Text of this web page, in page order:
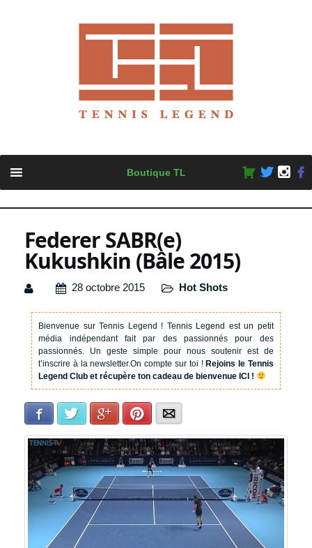
content
Boutique TL
Federer SABR(e)
Kukushkin (Bâle 2015)
28 octobre 2015 Hot Shots
Bienvenue sur Tennis Legend ! Tennis Legend est un petit
média indépendant fait par des passionnés pour des
passionnés. Un geste simple pour nous soutenir est de
t’inscrire à la newsletter.On compte sur toi !Rejoins le Tennis
Legend Club et récupère ton cadeau de bienvenue ICI !
Facebook Twitter Google+Pinterest